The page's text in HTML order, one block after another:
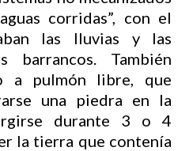
corridas”, con el
las lluvias y las
barrancos. También
a pulmón libre, que
una piedra en la
durante 3 o 4
la tierra que contenía